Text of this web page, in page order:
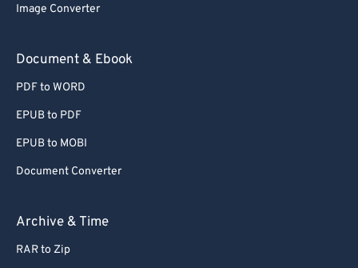
Image Converter
Document & Ebook
PDF to WORD
EPUB to PDF
EPUB to MOBI
Document Converter
Archive & Time
RAR to Zip